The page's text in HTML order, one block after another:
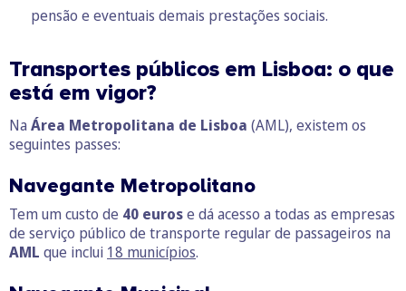
pensão e eventuais demais prestações sociais.
Transportes públicos em Lisboa: o que
está em vigor?
Na Área Metropolitana de Lisboa (AML), existem os
seguintes passes:
Navegante Metropolitano
Tem um custo de 40 eurose dá acesso a todas as empresas
de serviço público de transporte regular de passageiros na
AML que inclui 18 municípios.